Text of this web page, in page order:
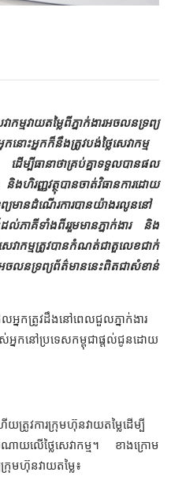
ម្មវាយតម្លៃពីភ្នាក់ងារអចលនទ្រព្យ
ោះអ្នកក៏នឹងត្រូវបង់ថ្លៃសេវាកម្ម
ើម្បីធានាថាគ្រប់គ្នាទទួលបានផល
ងហិរញ្ញវត្ថុបានចាត់វិធានការដោយ
ព្យមានដំណើរការបានយ៉ាងរលូននៅ
ភាគីទាំងពីររួមមានភ្នាក់ងារ និង
ាកម្មត្រូវបានកំណត់ជាតួលេខជាក់
ចលនទ្រព្យព័ត៌មាននេះពិតជាសំខាន់
អ្នកត្រូវដឹងនៅពេលជួលភ្នាក់ងារ
អ្នកនៅប្រទេសកម្ពុជាផ្តល់ជូនដោយ
រូវការក្រុមហ៊ុនវាយតម្លៃដើម្បី
ណាយលើថ្លៃសេវាកម្ម។ ខាងក្រោម
ក្រុមហ៊ុនវាយតម្លៃ៖